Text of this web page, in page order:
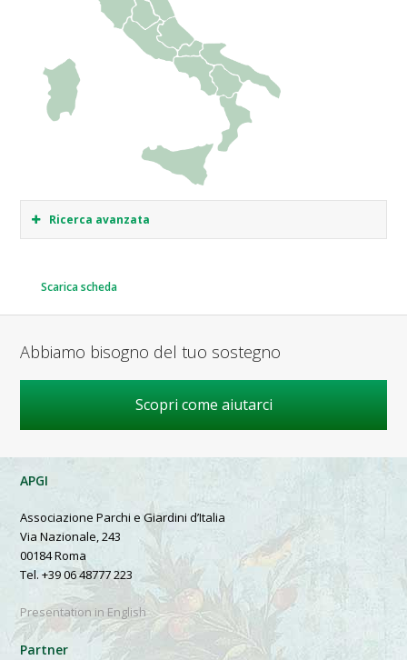
Ricerca avanzata
Scarica scheda
Abbiamo bisogno del tuo sostegno
Scopri come aiutarci
APGI
Associazione Parchi e Giardini d’Italia
Via Nazionale, 243
00184 Roma
Tel. +39 06 48777 223
Presentation in English
Partner